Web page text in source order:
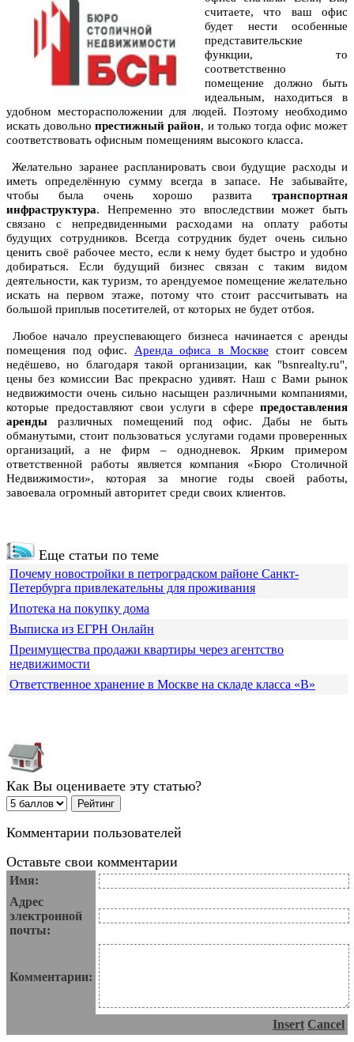
считаете, что ваш офис
будет нести особенные
представительские
функции, то
соответственно
помещение должно быть
идеальным, находиться в
удобном месторасположении для людей. Поэтому необходимо
искать довольнопрестижный район, и только тогда офис может
соответствовать офисным помещениям высокого класса.
Желательно заранее распланировать свои будущие расходы и
иметь определённую сумму всегда в запасе. Не забывайте,
чтобы была очень хорошо развита транспортная
инфраструктура. Непременно это впоследствии может быть
связано с непредвиденными расходами на оплату работы
будущих сотрудников. Всегда сотрудник будет очень сильно
ценить своё рабочее место, если к нему будет быстро и удобно
добираться. Если будущий бизнес связан с таким видом
деятельности, как туризм, то арендуемое помещение желательно
искать на первом этаже, потому что стоит рассчитывать на
большой приплыв посетителей, от которых не будет отбоя.
Любое начало преуспевающего бизнеса начинается с аренды
помещения под офис.
Аренда офиса в Москве стоит совсем
недёшево, но благодаря такой организации, как "bsnrealty.ru",
цены без комиссии Вас прекрасно удивят. Наш с Вами рынок
недвижимости очень сильно насыщен различными компаниями,
которые предоставляют свои услуги в сфере предоставления
аренды различных помещений под офис. Дабы не быть
обманутыми, стоит пользоваться услугами годами проверенных
организаций, а не фирм – однодневок. Ярким примером
ответственной работы является компания «Бюро Столичной
Недвижимости», которая за многие годы своей работы,
завоевала огромный авторитет среди своих клиентов.
Еще статьи по теме
Почему новостройки в петроградском районе Санкт-
Петербурга привлекательны для проживания
Ипотека на покупку дома
Выписка из ЕГРН Онлайн
Преимущества продажи квартиры через агентство
недвижимости
Ответственное хранение в Москве на складе класса «В»
Как Вы оцениваете эту статью?
Комментарии пользователей
Оставьте свои комментарии
Имя:
Адрес
электронной
почты:
Комментарии:
Insert Cancel